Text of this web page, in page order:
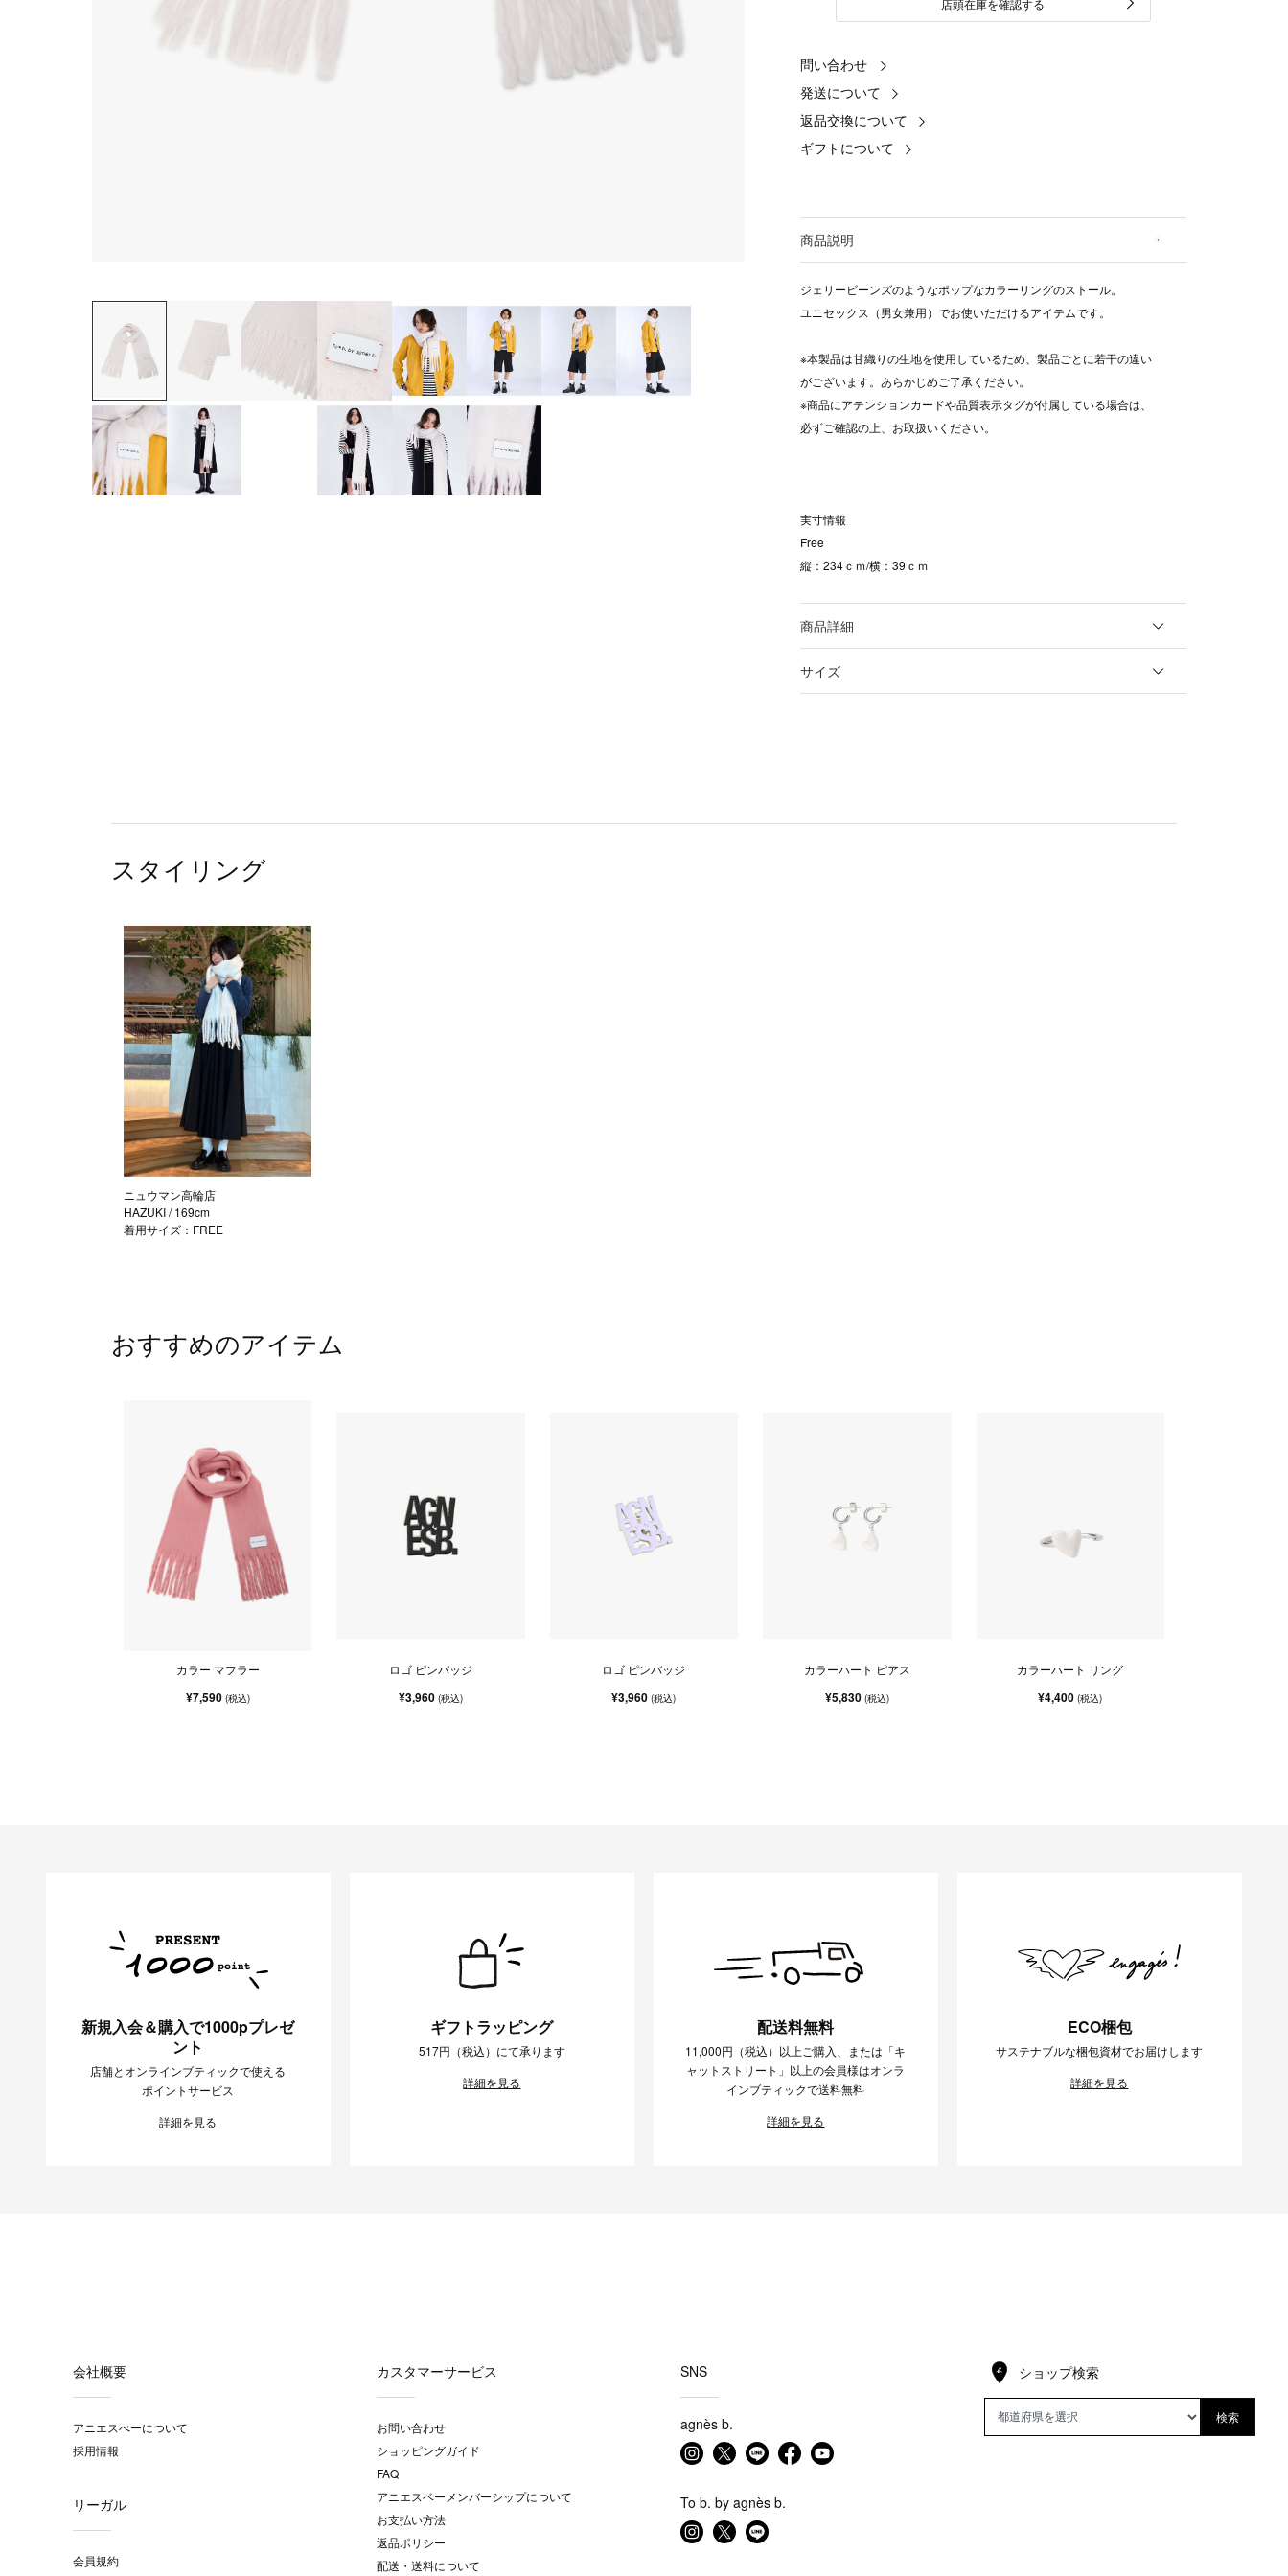
店頭在庫を確認する
問い合わせ
発送について
返品交換について
ギフトについて
商品説明
ジェリービーンズのようなポップなカラーリングのストール。
ユニセックス（男女兼用）でお使いただけるアイテムです。
※本製品は甘織りの生地を使用しているため、製品ごとに若干の違い
がございます。あらかじめご了承ください。
※商品にアテンションカードや品質表示タグが付属している場合は、
必ずご確認の上、お取扱いください。
実寸情報
Free
縦：234ｃｍ/横：39ｃｍ
商品詳細
サイズ
スタイリング
ニュウマン高輪店
HAZUKI/ 169cm
着用サイズ：FREE
おすすめのアイテム
カラー マフラー
¥7,590 (税込)
ロゴ ピンバッジ
¥3,960(税込)
ロゴ ピンバッジ
¥3,960(税込)
カラーハート ピアス
¥5,830 (税込)
カラーハート リング
¥4,400(税込)
新規入会＆購入で1000pプレゼ
ント
店舗とオンラインブティックで使える
ポイントサービス
詳細を見る
ギフトラッピング
517円（税込）にて承ります
詳細を見る
配送料無料
11,000円（税込）以上ご購入、または「キ
ャットストリート」以上の会員様はオンラ
インブティックで送料無料
詳細を見る
ECO梱包
サステナブルな梱包資材でお届けします
詳細を見る
会社概要
アニエスべーについて
採用情報
リーガル
会員規約
カスタマーサービス
お問い合わせ
ショッピングガイド
FAQ
アニエスベーメンバーシップについて
お支払い方法
返品ポリシー
配送・送料について
SNS
agnès b.
To b. by agnès b.
ショップ検索
検索